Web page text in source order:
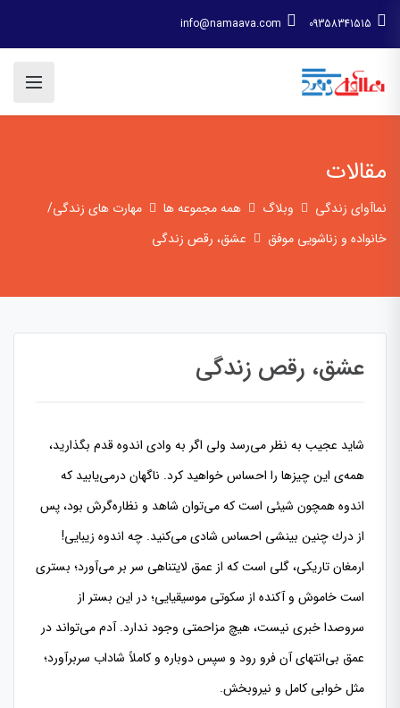
09358341515
info@namaava.com
مقالات
نماآوای زندگی وبلاگ همه مجموعه ها
مهارت های زندگی/
خانواده و زناشویی موفق
عشق، رقص زندگی
عشق، رقص زندگی
شاید عجیب به نظر می‌رسد ولی اگر به وادی اندوه قدم بگذارید،
همه‌ی این چیزها را احساس خواهید كرد. ناگهان درمی‌یابید كه
اندوه همچون شیئی است كه می‌توان شاهد و نظاره‌گرش بود، پس
از درك چنین بینشی احساس شادی می‌كنید. چه اندوه زیبایی!
ارمغان تاریكی، گلی است كه از عمق لایتناهی سر بر می‌آورد؛ بستری
است خاموش و آكنده از سكوتی موسیقیایی؛ در این بستر از
سروصدا خبری نیست، هیچ مزاحمتی وجود ندارد. آدم می‌تواند در
عمق بی‌انتهای آن فرو رود و سپس دوباره و كاملاً شاداب سربرآورد؛
مثل خوابی كامل و نیروبخش.